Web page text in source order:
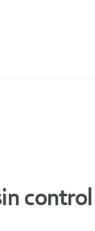
control